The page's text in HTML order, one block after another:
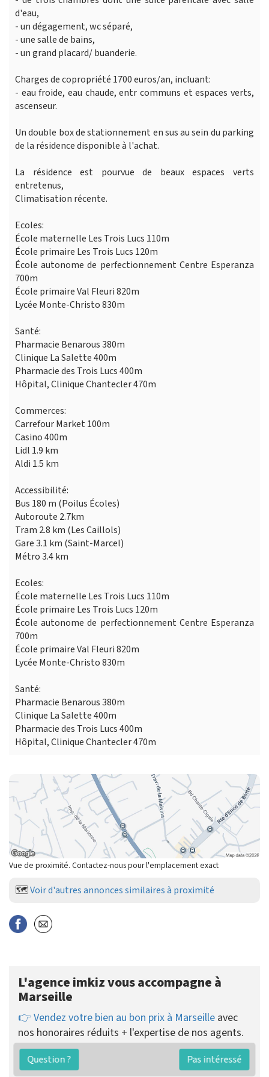
d'eau,
- un dégagement, wc séparé,
- une salle de bains,
- un grand placard/ buanderie.
Charges de copropriété 1700 euros/an, incluant:
- eau froide, eau chaude, entr communs et espaces verts,
ascenseur.
Un double box de stationnement en sus au sein du parking
de la résidence disponible à l'achat.
La résidence est pourvue de beaux espaces verts
entretenus,
Climatisation récente.
Ecoles:
École maternelle Les Trois Lucs 110m
École primaire Les Trois Lucs 120m
École autonome de perfectionnement Centre Esperanza
700m
École primaire Val Fleuri 820m
Lycée Monte-Christo 830m
Santé:
Pharmacie Benarous 380m
Clinique La Salette 400m
Pharmacie des Trois Lucs 400m
Hôpital, Clinique Chantecler 470m
Commerces:
Carrefour Market 100m
Casino 400m
Lidl 1.9 km
Aldi 1.5 km
Accessibilité:
Bus 180 m (Poilus Écoles)
Autoroute 2.7km
Tram 2.8 km (Les Caillols)
Gare 3.1 km (Saint-Marcel)
Métro 3.4 km
Ecoles:
École maternelle Les Trois Lucs 110m
École primaire Les Trois Lucs 120m
École autonome de perfectionnement Centre Esperanza
700m
École primaire Val Fleuri 820m
Lycée Monte-Christo 830m
Santé:
Pharmacie Benarous 380m
Clinique La Salette 400m
Pharmacie des Trois Lucs 400m
Hôpital, Clinique Chantecler 470m
Vue de proximité. Contactez-nous pour l'emplacement exact
🗺️Voir d'autres annonces similaires à proximité
Question ? Pas intéressé
L'agence imkiz vous accompagne à
Marseille
👉 Vendez votre bien au bon prix à Marseille avec
nos honoraires réduits + l'expertise de nos agents.
imkiz pratique des
honoraires de vente fixes dès
2890 €payés uniquement au succès.